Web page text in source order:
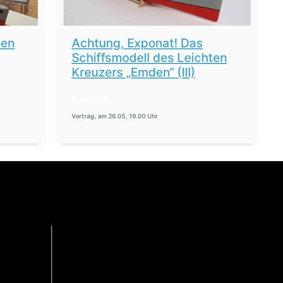
Achtung, Exponat! Das
Schiffsmodell des Leichten
Kreuzers „Emden“ (III)
Vortrag, am 26.05, 19.00 Uhr